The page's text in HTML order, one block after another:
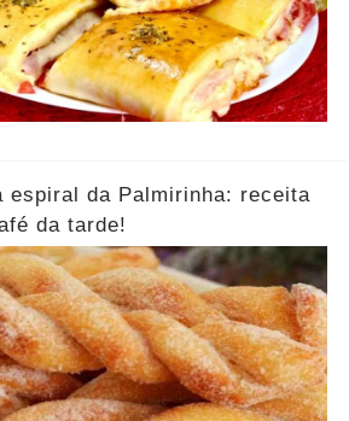
espiral da Palmirinha: receita
da tarde!